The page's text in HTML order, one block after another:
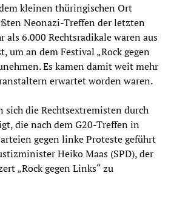
kleinen thüringischen Ort
Neonazi-Treffen der letzten
als 6.000 Rechtsradikale waren aus
um an dem Festival „Rock gegen
Es kamen damit weit mehr
erwartet worden waren.
die Rechtsextremisten durch
die nach dem G20-Treffen in
gegen linke Proteste geführt
Heiko Maas (SPD), der
„Rock gegen Links“ zu